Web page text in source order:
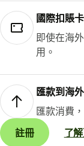
國際扣賬卡
即使在海
用。
匯款到海
匯款消費
註冊
了